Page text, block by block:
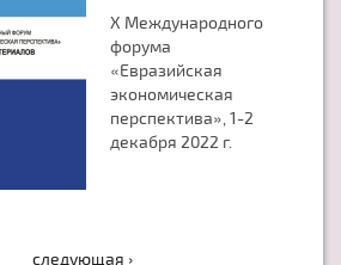
X Международного
форума
«Евразийская
экономическая
перспектива», 1-2
декабря 2022 г.
следующая ›